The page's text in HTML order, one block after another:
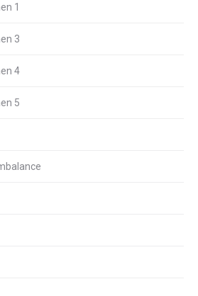
1
3
4
5